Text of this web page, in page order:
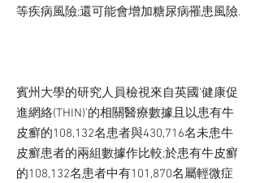
等疾病風險;還可能會增加糖尿病罹患風險.
賓州大學的研究人員檢視來自英國’健康促
進網絡(THIN)’的相關醫療數據且以患有牛
皮癬的108,132名患者與430,716名未患牛
皮癬患者的兩組數據作比較;於患有牛皮癬
的108,132名患者中有101,870名屬輕微症